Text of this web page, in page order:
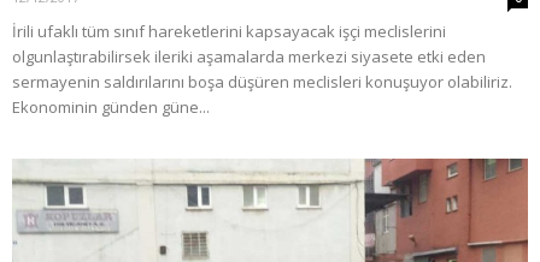
İrili ufaklı tüm sınıf hareketlerini kapsayacak işçi meclislerini
olgunlaştırabilirsek ileriki aşamalarda merkezi siyasete etki eden
sermayenin saldırılarını boşa düşüren meclisleri konuşuyor olabiliriz.
Ekonominin günden güne...